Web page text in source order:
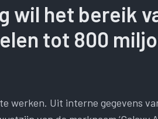
wil het bereik
tot 800
werken. Uit interne gegevens